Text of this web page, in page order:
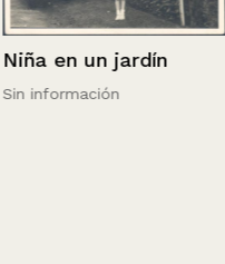
Niña en un jardín
Sin información